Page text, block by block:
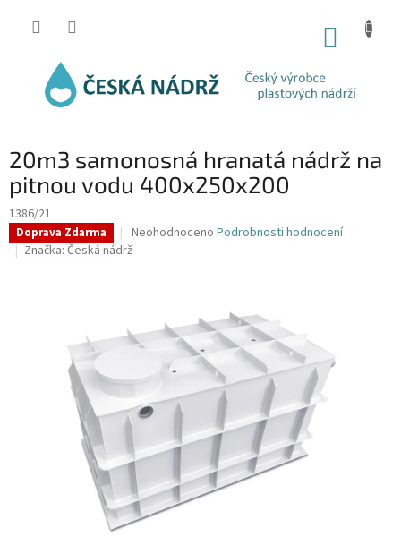
20m3 samonosná hranatá nádrž na
pitnou vodu 400x250x200
1386/21
Doprava Zdarma
Průměrné
hodnocení
5
hvězdiček.
Neohodnoceno Podrobnosti hodnocení
Značka: Česká nádrž